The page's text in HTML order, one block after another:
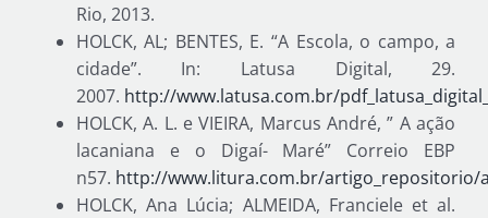
Rio, 2013.
HOLCK, AL; BENTES, E. “A Escola, o campo, a
cidade”. In: Latusa Digital, 29.
2007. http://www.latusa.com.br/
HOLCK, A. L. e VIEIRA, Marcus André, ” A ação
lacaniana e o Digaí- Maré” Correio EBP
n57. http://www.litura.com.br/artigo_repositorio/
HOLCK, Ana Lúcia; ALMEIDA, Franciele et al.